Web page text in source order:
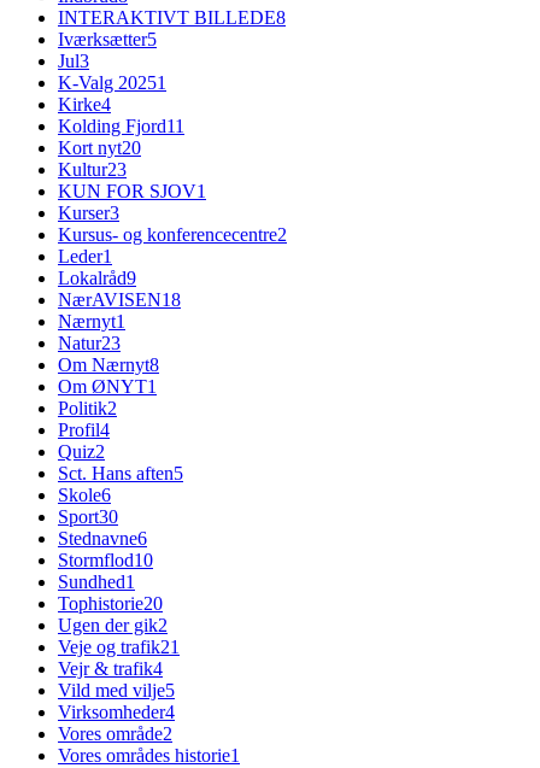
INTERAKTIVT BILLEDE8
Iværksætter5
Jul3
K-Valg 20251
Kirke4
Kolding Fjord11
Kort nyt20
Kultur23
KUN FOR SJOV1
Kurser3
Kursus- og konferencecentre2
Leder1
Lokalråd9
NærAVISEN18
Nærnyt1
Natur23
Om Nærnyt8
Om ØNYT1
Politik2
Profil4
Quiz2
Sct. Hans aften5
Skole6
Sport30
Stednavne6
Stormflod10
Sundhed1
Tophistorie20
Ugen der gik2
Veje og trafik21
Vejr & trafik4
Vild med vilje5
Virksomheder4
Vores område2
Vores områdes historie1